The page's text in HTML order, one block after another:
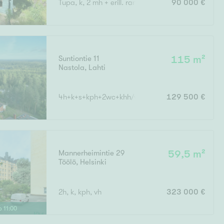
Tupa, k, 2 mh + erill. rantasaunarakennus
90 000 €
Suntiontie 11
Nastola, Lahti
115 m²
4h+k+s+kph+2wc+khh/vh+p 129 500 €
11 :00
Mannerheimintie 29
Töölö, Helsinki
59,5 m²
2h, k, kph, vh 323 000 €